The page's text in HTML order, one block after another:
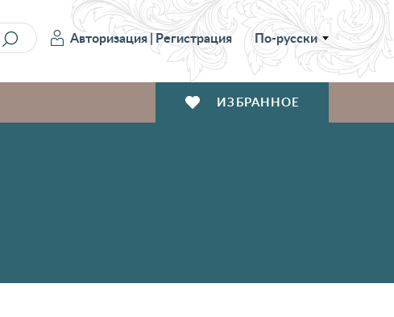
Авторизация|Регистрация По-русски
ИЗБРАННОЕ